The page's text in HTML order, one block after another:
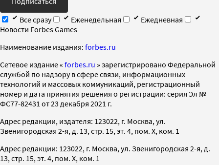
Все сразу
Еженедельная
Ежедневная
Новости Forbes Games
Наименование издания: forbes.ru
Cетевое издание « forbes.ru » зарегистрировано Федеральной
службой по надзору в сфере связи, информационных
технологий и массовых коммуникаций, регистрационный
номер и дата принятия решения о регистрации: серия Эл №
ФС77-82431 от 23 декабря 2021 г.
Адрес редакции, издателя: 123022, г. Москва, ул.
Звенигородская 2-я, д. 13, стр. 15, эт. 4, пом. X, ком. 1
Адрес редакции: 123022, г. Москва, ул. Звенигородская 2-я, д.
13, стр. 15, эт. 4, пом. X, ком. 1